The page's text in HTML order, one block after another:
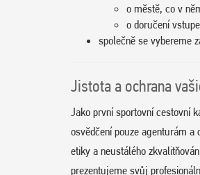
o městě, co v
o doručení
společně se vybereme
Jistota a ochrana
Jako první sportovní cestovní
osvědčení pouze agenturám
etiky a neustálého
prezentujeme svůj